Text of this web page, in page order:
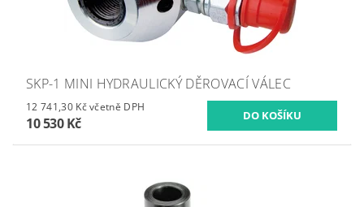
SKP-1 MINI HYDRAULICKÝ DĚROVACÍ VÁLEC
12 741,30 Kč včetně DPH
10 530 Kč